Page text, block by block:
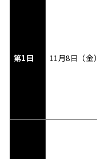
第1日 11月8日（金）